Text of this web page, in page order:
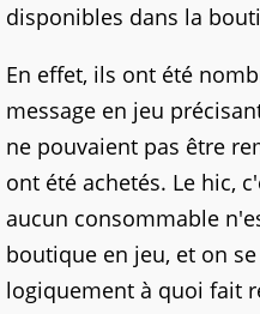
disponibles dans la
En effet, ils ont été
message en jeu
ne pouvaient pas être
ont été achetés. Le hic,
aucun consommable
boutique en jeu, et on
logiquement à quoi fait